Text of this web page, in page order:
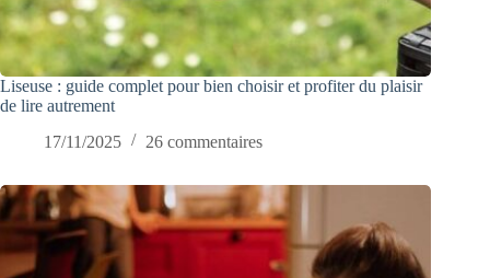
Liseuse : guide complet pour bien choisir et profiter du plaisir
de lire autrement
17/11/2025
26 commentaires